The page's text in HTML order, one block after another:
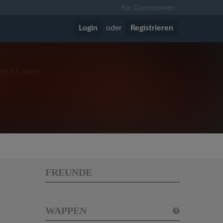
Für Gastronomen
Login oder Registrieren
13 Jahren
FREUNDE
WAPPEN